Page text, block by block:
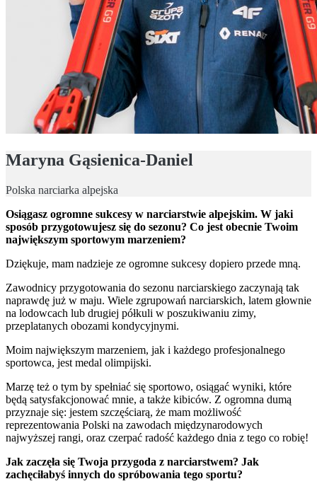
Maryna Gąsienica-Daniel
Polska narciarka alpejska
Osiągasz ogromne sukcesy w narciarstwie alpejskim. W jaki
sposób przygotowujesz się do sezonu? Co jest obecnie Twoim
największym sportowym marzeniem?
Dziękuje, mam nadzieje ze ogromne sukcesy dopiero przede mną.
Zawodnicy przygotowania do sezonu narciarskiego zaczynają tak
naprawdę już w maju. Wiele zgrupowań narciarskich, latem głownie
na lodowcach lub drugiej półkuli w poszukiwaniu zimy,
przeplatanych obozami kondycyjnymi.
Moim największym marzeniem, jak i każdego profesjonalnego
sportowca, jest medal olimpijski.
Marzę też o tym by spełniać się sportowo, osiągać wyniki, które
będą satysfakcjonować mnie, a także kibiców. Z ogromna dumą
przyznaje się: jestem szczęściarą, że mam możliwość
reprezentowania Polski na zawodach międzynarodowych
najwyższej rangi, oraz czerpać radość każdego dnia z tego co robię!
Jak zaczęła się Twoja przygoda z narciarstwem? Jak
zachęciłabyś innych do spróbowania tego sportu?